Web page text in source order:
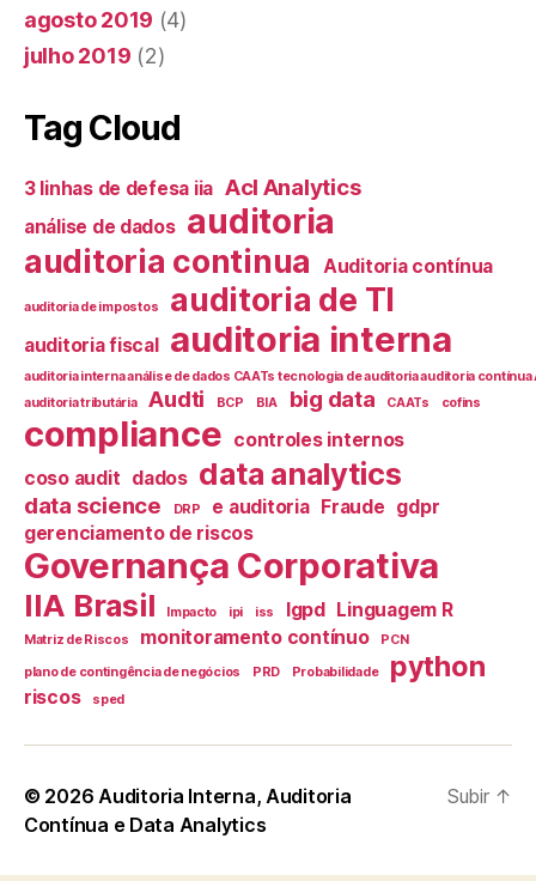
agosto 2019 (4)
julho 2019 (2)
Tag Cloud
3 linhas de defesa iia Acl Analytics
análise de dados auditoria
auditoria continua Auditoria contínua
auditoria de impostos auditoria de TI
auditoria fiscal auditoria interna
auditoria interna análise de dados CAATs tecnologia de auditoria auditoria
auditoria tributária
Audti BCP BIA big data CAATs cofins
compliance controles internos
coso audit dados data analytics
data science DRP e auditoria Fraude gdpr
gerenciamento de riscos
Governança Corporativa
IIA Brasil Impacto ipi iss lgpd Linguagem R
Matriz de Riscos monitoramento contínuo PCN
plano de contingência de negócios PRD Probabilidade python
riscos sped
© 2026Auditoria Interna, Auditoria
Contínua e Data Analytics
Subir ↑